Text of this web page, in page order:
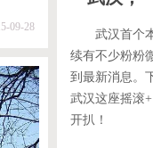
09-28
武汉首个
续有不少粉粉
到最新消息。
武汉这座摇滚
开扒！